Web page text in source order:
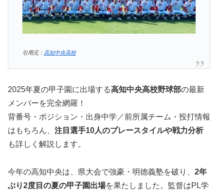
引用元： 高知中央高校
2025年夏の甲子園に出場する高知中央高校野球部の最新
メンバーを完全網羅！
背番号・ポジション・出身中学／前所属チーム・投打情報
はもちろん、 注目選手10人のプレースタイルや戦力分析
も詳しく解説します。
今年の高知中央は、県大会で強豪・明徳義塾を破り、 2年
ぶり2度目の夏の甲子園出場を果たしました。監督はPL学